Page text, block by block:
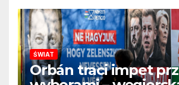
ŚWIAT
Orbán traci impet